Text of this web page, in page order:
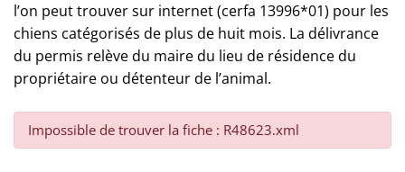
l’on peut trouver sur internet (cerfa 13996*01) pour les
chiens catégorisés de plus de huit mois. La délivrance
du permis relève du maire du lieu de résidence du
propriétaire ou détenteur de l’animal.
Impossible de trouver la fiche : R48623.xml